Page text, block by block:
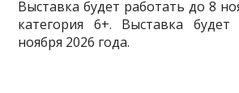
Выставка будет работать до 8
категория 6+. Выставка
ноября 2026 года.